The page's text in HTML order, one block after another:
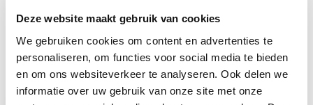
Deze website maakt gebruik van cookies
We gebruiken cookies om content en advertenties te
personaliseren, om functies voor social media te bieden
en om ons websiteverkeer te analyseren. Ook delen we
informatie over uw gebruik van onze site met onze
BODENKONTAKT